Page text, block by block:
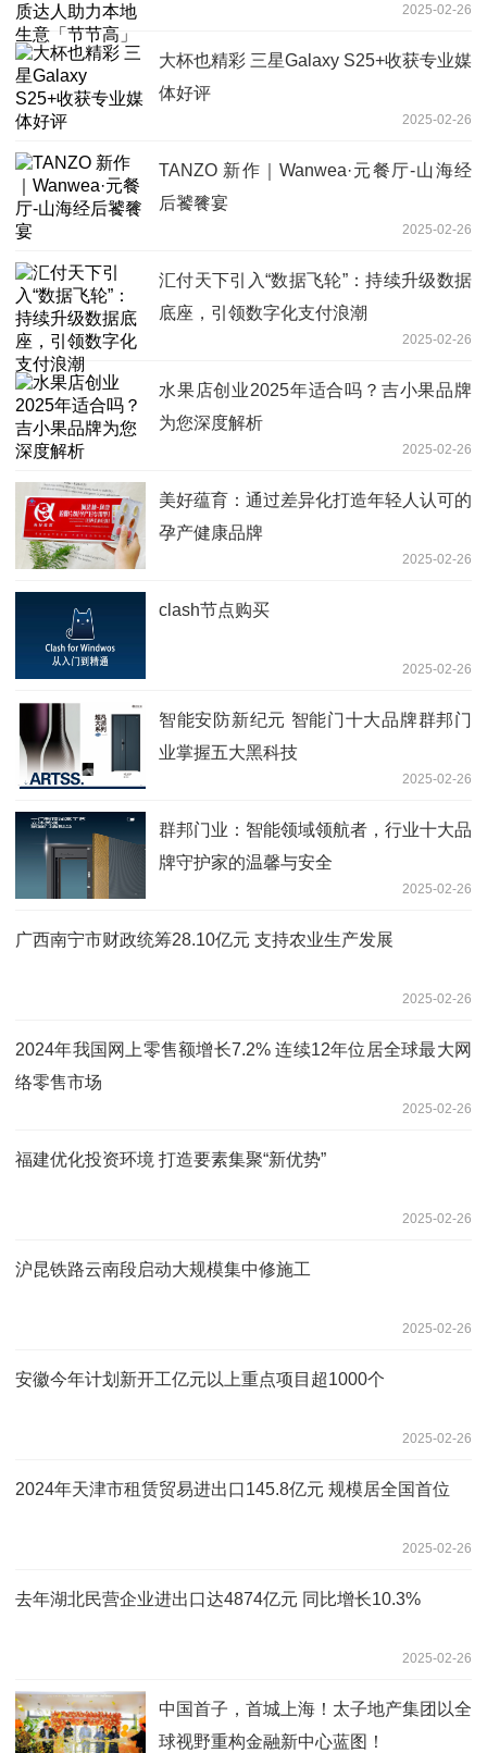
2025-02-26
大杯也精彩 三星Galaxy S25+收获专业媒
体好评
2025-02-26
TANZO 新作｜Wanwea·元餐厅-山海经
后饕餮宴
2025-02-26
汇付天下引入“数据飞轮”：持续升级数据
底座，引领数字化支付浪潮
2025-02-26
水果店创业2025年适合吗？吉小果品牌
为您深度解析
2025-02-26
美好蕴育：通过差异化打造年轻人认可的
孕产健康品牌
2025-02-26
clash节点购买
2025-02-26
智能安防新纪元 智能门十大品牌群邦门
业掌握五大黑科技
2025-02-26
群邦门业：智能领域领航者，行业十大品
牌守护家的温馨与安全
2025-02-26
广西南宁市财政统筹28.10亿元 支持农业生产发展
2025-02-26
2024年我国网上零售额增长7.2% 连续12年位居全球最大网
络零售市场
2025-02-26
福建优化投资环境 打造要素集聚“新优势”
2025-02-26
沪昆铁路云南段启动大规模集中修施工
2025-02-26
安徽今年计划新开工亿元以上重点项目超1000个
2025-02-26
2024年天津市租赁贸易进出口145.8亿元 规模居全国首位
2025-02-26
去年湖北民营企业进出口达4874亿元 同比增长10.3%
2025-02-26
中国首子，首城上海！太子地产集团以全
球视野重构金融新中心蓝图！